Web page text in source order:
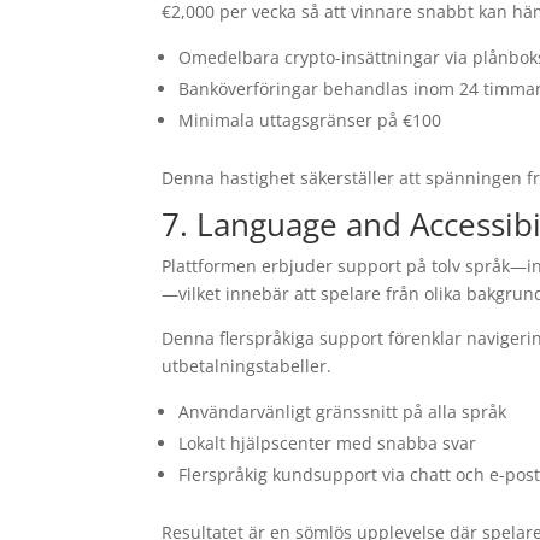
€2,000 per vecka så att vinnare snabbt kan
Omedelbara crypto-insättningar via
Banköverföringar behandlas inom 24
Minimala uttagsgränser på €100
Denna hastighet säkerställer att spänningen
7. Language and
Plattformen erbjuder support på tolv
—vilket innebär att spelare från olika
Denna flerspråkiga support förenklar
utbetalningstabeller.
Användarvänligt gränssnitt på alla språk
Lokalt hjälpscenter med snabba svar
Flerspråkig kundsupport via chatt och e-post
Resultatet är en sömlös upplevelse där